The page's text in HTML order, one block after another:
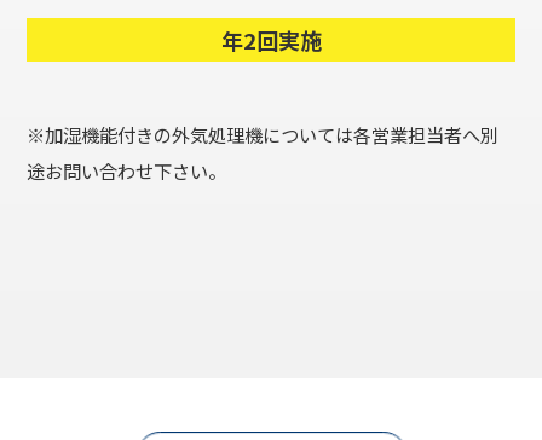
年2回実施
※加湿機能付きの外気処理機については各営業担当者へ別
途お問い合わせ下さい。